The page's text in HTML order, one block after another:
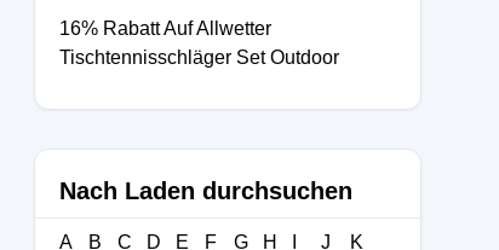
16% Rabatt Auf Allwetter
Tischtennisschläger Set Outdoor
Nach Laden durchsuchen
A B C D E F G H J
K